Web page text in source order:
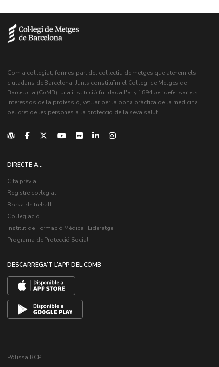
Com a col·legiat, formes part del col·lectiu de metges que atenem els
ciutadans de Barcelona. Junts constituïm el Col·legi de Metges de
Barcelona (CoMB), una institució fundada l'any 1894 per defensar els
interessos de la professió, vetllar per la bona pràctica de la medicina i
pel dret de les persones a la protecció de la seva salut.
DIRECTE A...
Cita prèvia
Registre col·legial
Borsa de treball
Col·legiació
Institut de Formació Mèdica i Lideratge
Programa de Protecció Social
DESCARREGA’T L’APP DEL COMB
Pòlissa RCP